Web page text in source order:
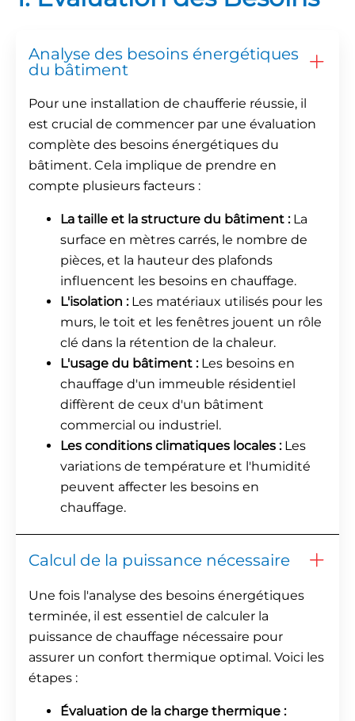
Analyse des besoins énergétiques
du bâtiment
Pour une installation de chaufferie réussie, il
est crucial de commencer par une évaluation
complète des besoins énergétiques du
bâtiment. Cela implique de prendre en
compte plusieurs facteurs :
La taille et la structure du bâtiment :La
surface en mètres carrés, le nombre de
pièces, et la hauteur des plafonds
influencent les besoins en chauffage.
L'isolation :Les matériaux utilisés pour les
murs, le toit et les fenêtres jouent un rôle
clé dans la rétention de la chaleur.
L'usage du bâtiment :Les besoins en
chauffage d'un immeuble résidentiel
diffèrent de ceux d'un bâtiment
commercial ou industriel.
Les conditions climatiques locales :Les
variations de température et l'humidité
peuvent affecter les besoins en
chauffage.
Calcul de la puissance nécessaire
Une fois l'analyse des besoins énergétiques
terminée, il est essentiel de calculer la
puissance de chauffage nécessaire pour
assurer un confort thermique optimal. Voici les
étapes :
Évaluation de la charge thermique :